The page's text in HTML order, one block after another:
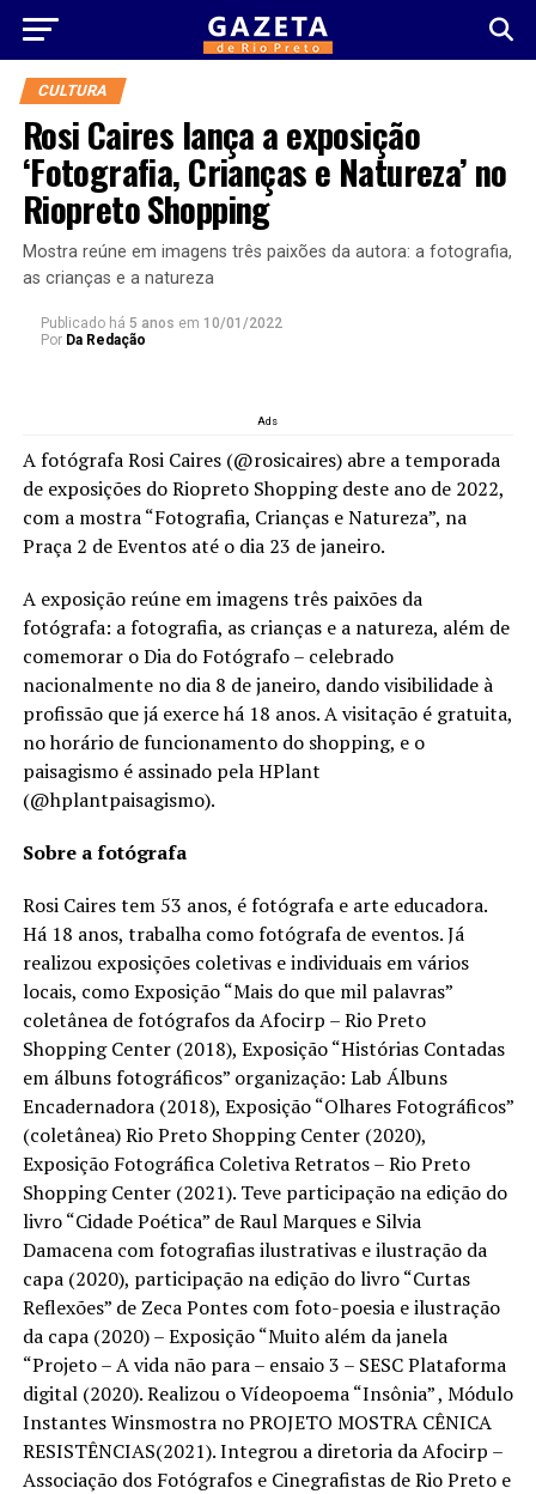
CULTURA
Rosi Caires lança a exposição
‘Fotografia, Crianças e Natureza’ no
Riopreto Shopping
Mostra reúne em imagens três paixões da autora: a fotografia,
as crianças e a natureza
Publicado há 5 anos em 10/01/2022
Por Da Redação
Ads
A fotógrafa Rosi Caires (@rosicaires) abre a temporada
de exposições do Riopreto Shopping deste ano de 2022,
com a mostra “Fotografia, Crianças e Natureza”, na
Praça 2 de Eventos até o dia 23 de janeiro.
A exposição reúne em imagens três paixões da
fotógrafa: a fotografia, as crianças e a natureza, além de
comemorar o Dia do Fotógrafo – celebrado
nacionalmente no dia 8 de janeiro, dando visibilidade à
profissão que já exerce há 18 anos. A visitação é gratuita,
no horário de funcionamento do shopping, e o
paisagismo é assinado pela HPlant
(@hplantpaisagismo).
Sobre a fotógrafa
Rosi Caires tem 53 anos, é fotógrafa e arte educadora.
Há 18 anos, trabalha como fotógrafa de eventos. Já
realizou exposições coletivas e individuais em vários
locais, como Exposição “Mais do que mil palavras”
coletânea de fotógrafos da Afocirp – Rio Preto
Shopping Center (2018), Exposição “Histórias Contadas
em álbuns fotográficos” organização: Lab Álbuns
Encadernadora (2018), Exposição “Olhares Fotográficos”
(coletânea) Rio Preto Shopping Center (2020),
Exposição Fotográfica Coletiva Retratos – Rio Preto
Shopping Center (2021). Teve participação na edição do
livro “Cidade Poética” de Raul Marques e Silvia
Damacena com fotografias ilustrativas e ilustração da
capa (2020), participação na edição do livro “Curtas
Reflexões” de Zeca Pontes com foto-poesia e ilustração
da capa (2020) – Exposição “Muito além da janela
“Projeto – A vida não para – ensaio 3 – SESC Plataforma
digital (2020). Realizou o Vídeopoema “Insônia” , Módulo
Instantes Winsmostra no PROJETO MOSTRA CÊNICA
RESISTÊNCIAS(2021). Integrou a diretoria da Afocirp –
Associação dos Fotógrafos e Cinegrafistas de Rio Preto e